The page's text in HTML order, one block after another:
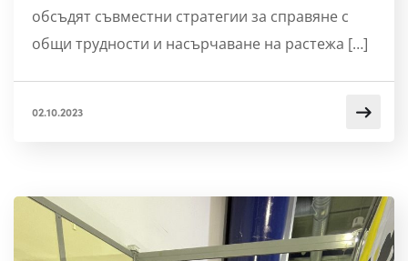
обсъдят съвместни стратегии за справяне с
общи трудности и насърчаване на растежа […]
02.10.2023